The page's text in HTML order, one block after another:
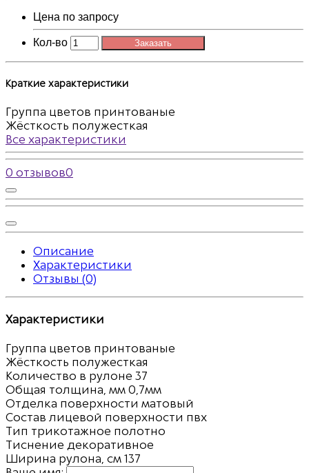
Цена по запросу
Кол-во Заказать
Краткие характеристики
Группа цветов принтованые
Жёсткость полужесткая
Все характеристики
0 отзывов0
Описание
Характеристики
Отзывы (0)
Характеристики
Группа цветов принтованые
Жёсткость полужесткая
Количество в рулоне 37
Общая толщина, мм 0,7мм
Отделка поверхности матовый
Состав лицевой поверхности пвх
Тип трикотажное полотно
Тиснение декоративное
Ширина рулона, см 137